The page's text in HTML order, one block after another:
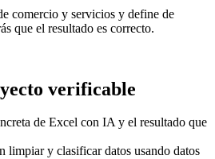
comercio y servicios y define de
que el resultado es correcto.
verificable
de Excel con IA y el resultado que
limpiar y clasificar datos usando datos